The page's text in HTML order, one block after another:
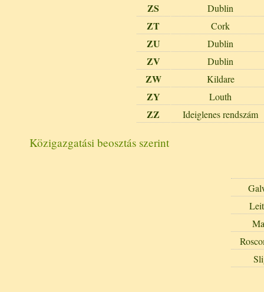
ZS Dublin
ZT Cork
ZU Dublin
ZV Dublin
ZW Kildare
ZY Louth
ZZ Ideiglenes rendszám
Közigazgatási beosztás szerint